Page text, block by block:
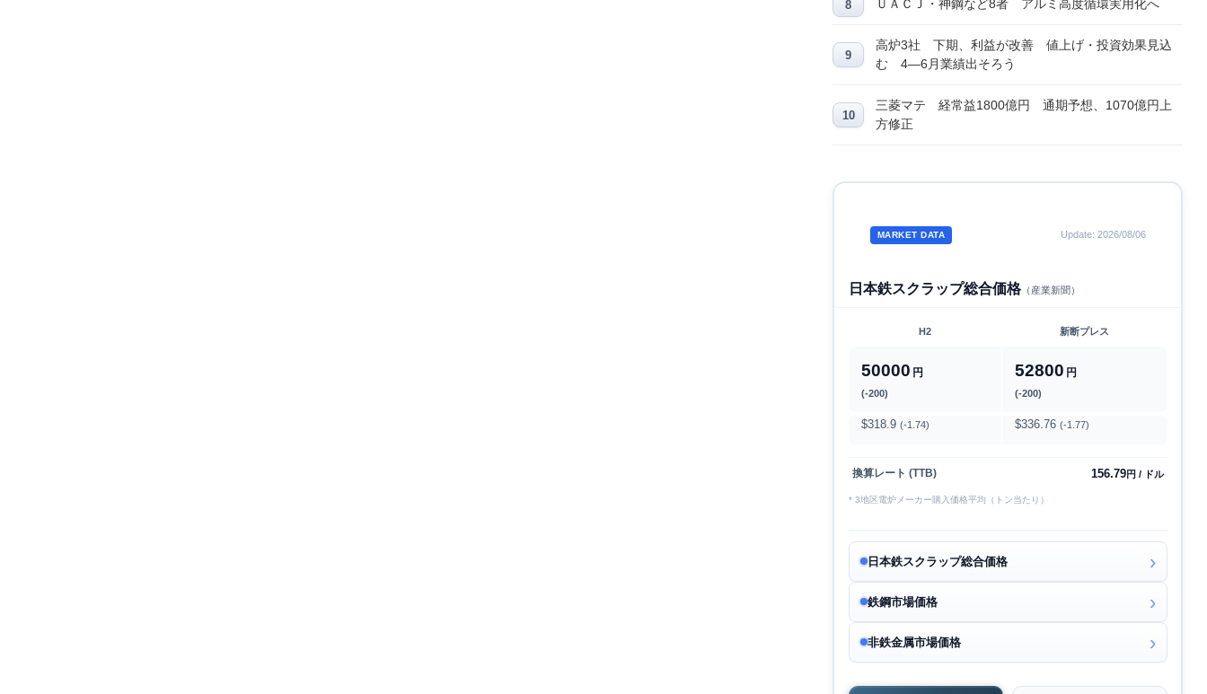
ＵＡＣＪ・神鋼など8者 アルミ高度循環実用化へ
高炉3社 下期、利益が改善 値上げ・投資効果見込
む 4―6月業績出そろう
三菱マテ 経常益1800億円 通期予想、1070億円上
方修正
MARKET DATA Update: 2026/08/06
日本鉄スクラップ総合価格（産業新聞）
H2 新断プレス
50000 円
(-200)
52800 円
(-200)
$318.9 (-1.74) $336.76 (-1.77)
換算レート (TTB) 156.79円 / ドル
* 3地区電炉メーカー購入価格平均（トン当たり）
日本鉄スクラップ総合価格
鉄鋼市場価格
非鉄金属市場価格